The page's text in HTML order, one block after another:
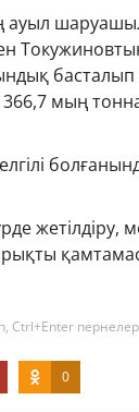
ауыл
басталып
мың
жетілдіру,
Ctrl+Enter
0